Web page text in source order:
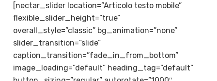
[nectar_slider location=”Articolo testo mobile”
flexible_slider_height=”true”
overall_style=”classic” bg_animation=”none”
slider_transition=”slide”
caption_transition=”fade_in_from_bottom”
image_loading=”default” heading_tag=”default”